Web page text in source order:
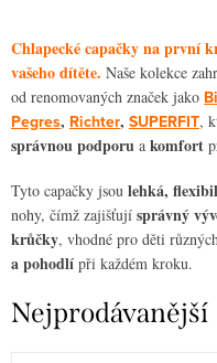
Chlapecké capačky na první
vašeho dítěte. Naše kolekce
od renomovaných značek jako
Pegres, Richter, SUPERFIT,
správnou podporu a komfort
Tyto capačky jsou lehká,
nohy, čímž zajišťují správný
krůčky, vhodné pro děti
a pohodlí při každém kroku.
Nejprodávanější